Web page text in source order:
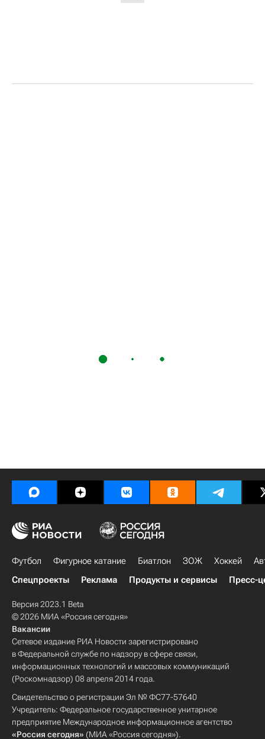
Футбол Фигурное катание Биатлон ЗОЖ Хоккей
Спецпроекты
Реклама Продукты и сервисы Пресс-
Версия 2023.1 Beta
© 2026 МИА «Россия сегодня»
Вакансии
Сетевое издание РИА Новости зарегистрировано
в Федеральной службе по надзору в сфере связи,
информационных технологий и массовых коммуникаций
(Роскомнадзор) 08 апреля 2014 года.
Свидетельство о регистрации Эл № ФС77-57640
Учредитель: Федеральное государственное унитарное
предприятие Международное информационное агентство
«Россия сегодня» (МИА «Россия сегодня»).